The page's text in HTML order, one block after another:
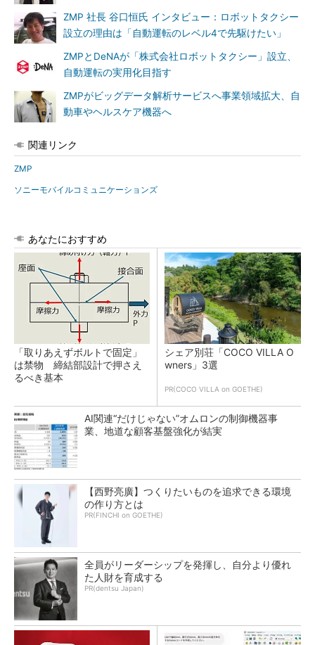
ZMP 社長 谷口恒氏 インタビュー：ロボットタクシー
設立の理由は「自動運転のレベル4で先駆けたい」
ZMPとDeNAが「株式会社ロボットタクシー」設立、
自動運転の実用化目指す
ZMPがビッグデータ解析サービスへ事業領域拡大、自
動車やヘルスケア機器へ
関連リンク
ZMP
ソニーモバイルコミュニケーションズ
あなたにおすすめ
「取りあえずボルトで固定」
は禁物 締結部設計で押さえ
るべき基本
シェア別荘「COCO VILLA O
wners」3選
PR(COCO VILLA on GOETHE)
AI関連“だけじゃない”オムロンの制御機器事
業、地道な顧客基盤強化が結実
【西野亮廣】つくりたいものを追求できる環境
の作り方とは
PR(FINCHI on GOETHE)
全員がリーダーシップを発揮し、自分より優れ
た人財を育成する
PR(dentsu Japan)